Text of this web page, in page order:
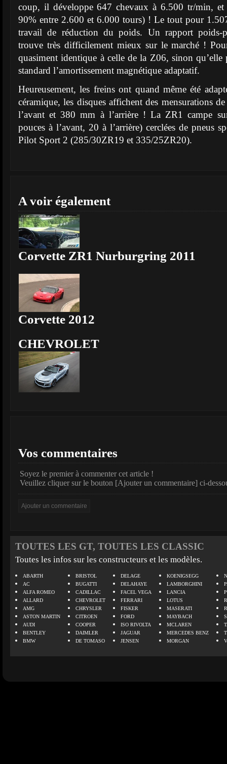
coup, il développe 647 chevaux à 6.500 tr/min,
90% entre 2.600 et 6.000 tours) ! Le tout pour
travail de réduction du poids. Un rapport poids-
trouve très difficilement mieux sur le marché !
quasiment identique à celle de la Z06, sinon qu’elle
standard l’amortissement magnétique adaptatif.
Heureusement, les freins ont quand même été
céramique, les disques affichent des mensurations
l’avant et 380 mm à l’arrière ! La ZR1 campe
pouces à l’avant, 20 à l’arrière) cerclées de pneus
Pilot Sport 2 (285/30ZR19 et 335/25ZR20).
A voir également
Corvette ZR1 Nurburgring 2011
Corvette 2012
CHEVROLET
Vos commentaires
Soyez le premier à commenter cet article !
Veuillez cliquer sur le bouton [Ajouter un commentaire] ci-
TOUTES LES GT, TOUTES LES CLASSIC
Toutes les infos sur les constructeurs et les modèles.
ABARTH
AC
ALFA ROMEO
ALLARD
AMG
ASTON MARTIN
AUDI
BENTLEY
BMW
BRISTOL
BUGATTI
CADILLAC
CHEVROLET
CHRYSLER
CITROEN
COOPER
DAIMLER
DE TOMASO
DELAGE
DELAHAYE
FACEL VEGA
FERRARI
FISKER
FORD
ISO RIVOLTA
JAGUAR
JENSEN
KOENIGSEGG
LAMBORGHINI
LANCIA
LOTUS
MASERATI
MAYBACH
MCLAREN
MERCEDES BENZ
MORGAN